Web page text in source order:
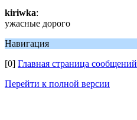
kiriwka:
ужасные дорого
Навигация
[0] Главная страница сообщений
Перейти к полной версии